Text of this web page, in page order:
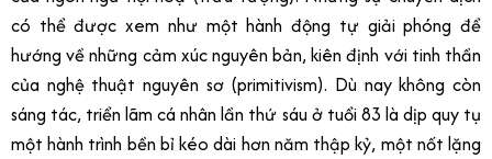
có thể được xem như một hành động tự giải phóng để
hướng về những cảm xúc nguyên bản, kiên định với tinh thần
của nghệ thuật nguyên sơ (primitivism). Dù nay không còn
sáng tác, triển lãm cá nhân lần thứ sáu ở tuổi 83 là dịp quy tụ
một hành trình bền bỉ kéo dài hơn năm thập kỷ, một nốt lặng